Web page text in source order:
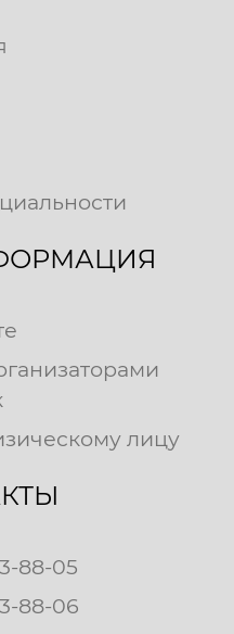
лицу
88-05
88-06